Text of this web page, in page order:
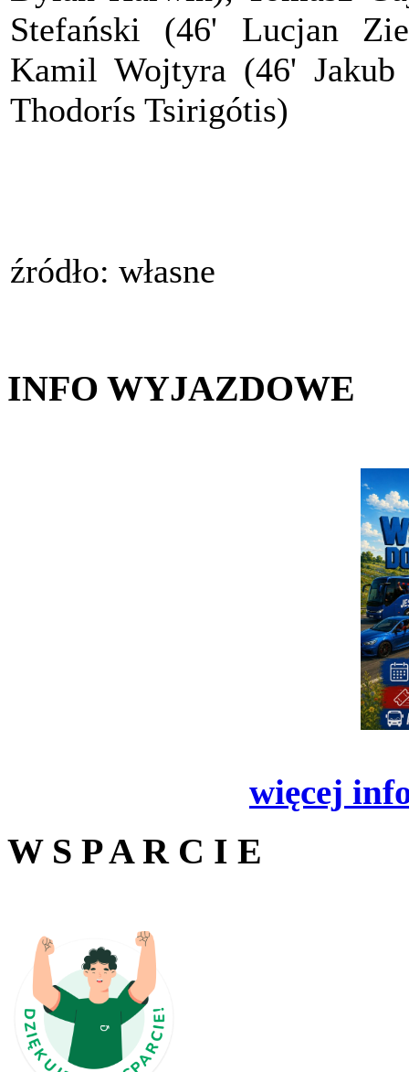
Stefański (46' Lucjan
Kamil Wojtyra (46'
Thodorís Tsirigótis)
źródło: własne
INFO WYJAZDOWE
więcej
W S P A R C I E